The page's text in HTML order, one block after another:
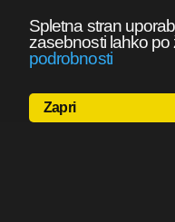
Spletna stran
zasebnosti lahko po
podrobnosti
Zapri